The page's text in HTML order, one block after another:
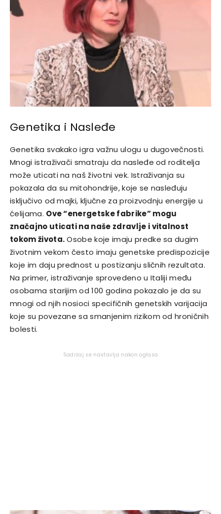
Genetika i Nasleđe
Genetika svakako igra važnu ulogu u dugovečnosti.
Mnogi istraživači smatraju da nasleđe od roditelja
može uticati na naš životni vek. Istraživanja su
pokazala da su mitohondrije, koje se nasleđuju
isključivo od majki, ključne za proizvodnju energije u
ćelijama. Ove “energetske fabrike” mogu
značajno uticati na naše zdravlje i vitalnost
tokom života.Osobe koje imaju predke sa dugim
životnim vekom često imaju genetske predispozicije
koje im daju prednost u postizanju sličnih rezultata.
Na primer, istraživanje sprovedeno u Italiji među
osobama starijim od 100 godina pokazalo je da su
mnogi od njih nosioci specifičnih genetskih varijacija
koje su povezane sa smanjenim rizikom od hroničnih
bolesti.
Sadržaj se nastavlja nakon oglasa